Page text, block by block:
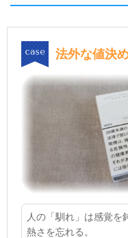
法外な値決
人の「馴れ」は感覚を
熱さを忘れる。